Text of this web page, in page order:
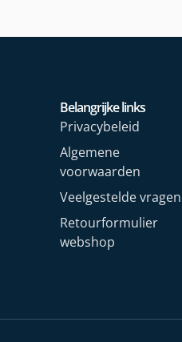
Belangrijke links
Privacybeleid
Algemene
voorwaarden
Veelgestelde vragen
Retourformulier
webshop